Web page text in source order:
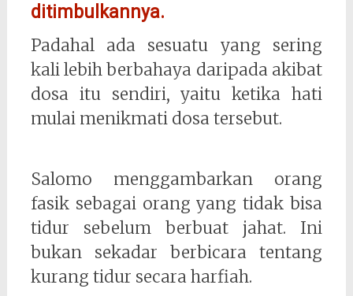
ditimbulkannya.
Padahal ada sesuatu yang sering
kali lebih berbahaya daripada akibat
dosa itu sendiri, yaitu ketika hati
mulai menikmati dosa tersebut.
Salomo menggambarkan orang
fasik sebagai orang yang tidak bisa
tidur sebelum berbuat jahat. Ini
bukan sekadar berbicara tentang
kurang tidur secara harfiah.